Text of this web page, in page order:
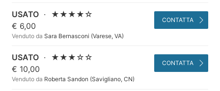
USATO ·
★★★★☆
€ 6,00
Venduto da Sara Bernasconi (Varese, VA)
CONTATTA
USATO ·
★★★☆☆
€ 10,00
Venduto da Roberta Sandon (Savigliano, CN)
CONTATTA